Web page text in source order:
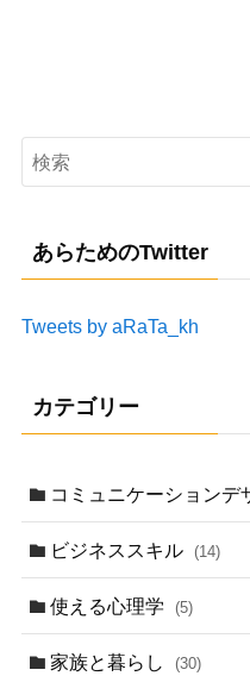
あらためのTwitter
Tweets by aRaTa_kh
カテゴリー
コミュニケーションデ
ビジネススキル (14)
使える心理学 (5)
家族と暮らし (30)